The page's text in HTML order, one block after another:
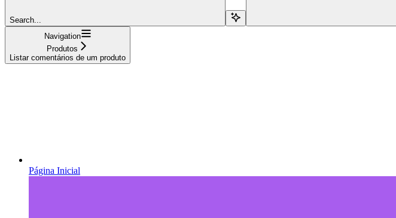
Search...
Navigation
Produtos
Listar comentários de um produto
Página Inicial